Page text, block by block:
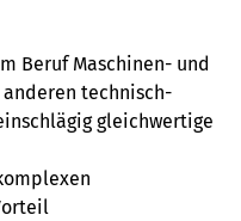
Beruf Maschinen- und
technisch-
gleichwertige